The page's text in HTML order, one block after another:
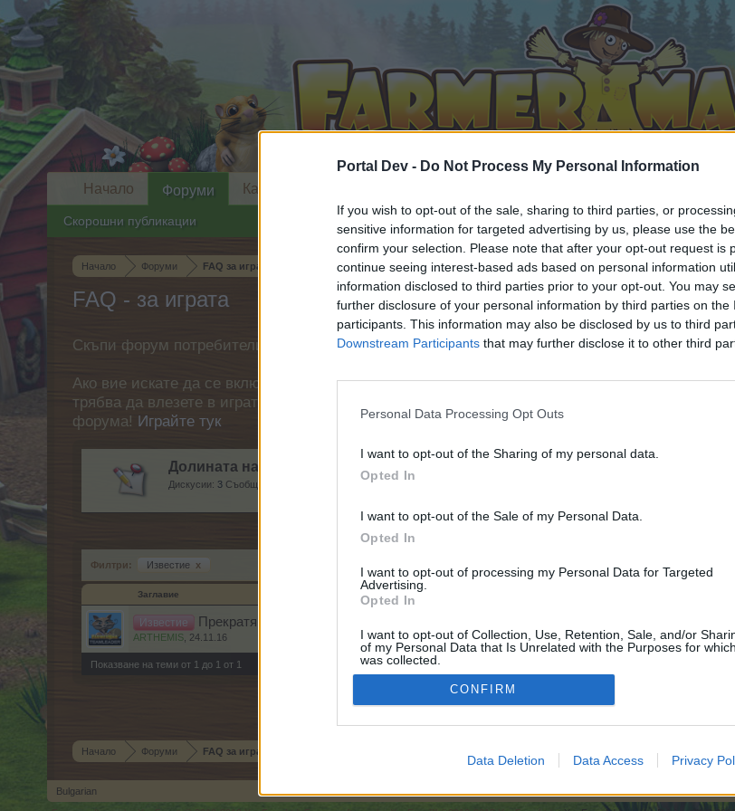
Portal Dev - Do Not Process My Personal Information
If you wish to opt-out of the sale, sharing to third parties, or
sensitive information for targeted advertising by us, please use the
confirm your selection. Please note that after your opt-out request is
continue seeing interest-based ads based on personal information
information disclosed to third parties prior to your opt-out. You may
further disclosure of your personal information by third parties on the
participants. This information may also be disclosed by us to third
Downstream Participants that may further disclose it to other third
Personal Data Processing Opt Outs
I want to opt-out of the Sharing of my personal data.
Opted In
I want to opt-out of the Sale of my Personal Data.
Opted In
I want to opt-out of processing my Personal Data for Targeted
Advertising.
Opted In
I want to opt-out of Collection, Use, Retention, Sale, and/or
of my Personal Data that Is Unrelated with the Purposes for
was collected.
Opted Out
CONFIRM
Data Deletion Data Access Privacy
Начало Форуми FAQ за играта
FAQ - за играта
Скъпи форум потребители,
Ако вие искате да се включите активно във форума и да участвате в дискусиите, или
трябва да влезете в играта. Моля, регистрирайте се, ако нямате собствен акаунт. Ние
форума! Играйте тук
Долината на еделвайсите
Дискусии: 3 Съобщения:
Филтри: Известие x
Заглавие
Известие Прекратяване на услугата за регистрация чрез “Chrome Web Store” (Миграция на
ARTHEMIS 24.11.16
Показване на теми от 1 до 1 от 1
Начало Форуми FAQ за играта
Начало Форуми
Скорошни публикации
Календар
Bulgarian